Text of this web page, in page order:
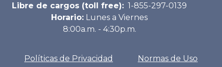
Libre de cargos (toll free): 1-855-297-0139
Horario: Lunes a Viernes
8:00a.m. - 4:30p.m.
Políticas de Privacidad Normas de Uso